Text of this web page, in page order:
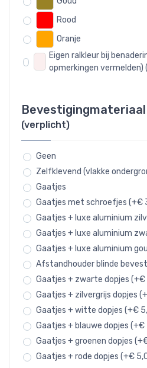
Rood
Oranje
Eigen ralkleur bij
opmerkingen vermelden)
(verplicht)
Geen
Zelfklevend (vlakke
Gaatjes
Gaatjes met schroefjes (+€
Gaatjes + luxe aluminium
Gaatjes + luxe aluminium
Gaatjes + luxe aluminium
Afstandhouder blinde
Gaatjes + zwarte dopjes (+€
Gaatjes + zilvergrijs dopjes
Gaatjes + witte dopjes (+€
Gaatjes + blauwe dopjes (+€
Gaatjes + groenen dopjes
Gaatjes + rode dopjes (+€